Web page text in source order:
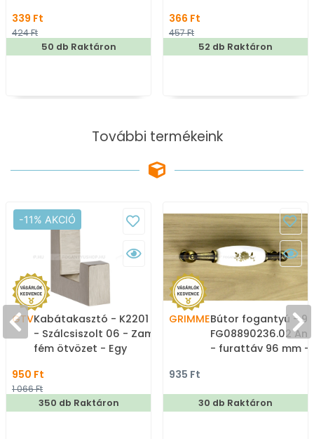
állatos gyerekbútor
fogantyú
339 Ft
424 Ft
50 db Raktáron
gyerekbútor fogantyú
366 Ft
457 Ft
52 db Raktáron
További termékeink
-11% AKCIÓ
GTVKabátakasztó - K2201 16
- Szálcsiszolt 06 - Zamak
fém ötvözet - Egy
950 Ft
1 066 Ft
350 db Raktáron
GRIMMEBútor fogantyú - 96
FG08890236.02
- furattáv 96 mm -
Porcelán -
kombinált antikolt
935 Ft
30 db Raktáron